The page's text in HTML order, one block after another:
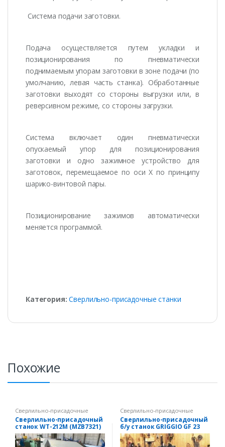
Система подачи заготовки.
Подача осуществляется путем укладки и
позиционирования по пневматически
поднимаемым упорам заготовки в зоне подачи (по
умолчанию, левая часть станка). Обработанные
заготовки выходят со стороны выгрузки или, в
реверсивном режиме, со стороны загрузки.
Система включает один пневматически
опускаемый упор для позиционирования
заготовки и одно зажимное устройство для
заготовок, перемещаемое по оси Х по принципу
шарико-винтовой пары.
Позиционирование зажимов автоматически
меняется программой.
Категория:Сверлильно-присадочные станки
Похожие
Сверлильно-присадочные
станки
Сверлильно-присадочный
станок WT-212M (MZB7321)
Сверлильно-присадочные
станки
Сверлильно-присадочный
б/у станок GRIGGIO GF 23